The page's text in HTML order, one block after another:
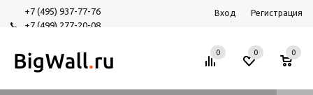
+7 (495) 937-77-76
+7 (499) 277-20-08
Вход Регистрация
0 0
0